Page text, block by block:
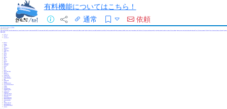
有料機能についてはこちら！
通常
依頼